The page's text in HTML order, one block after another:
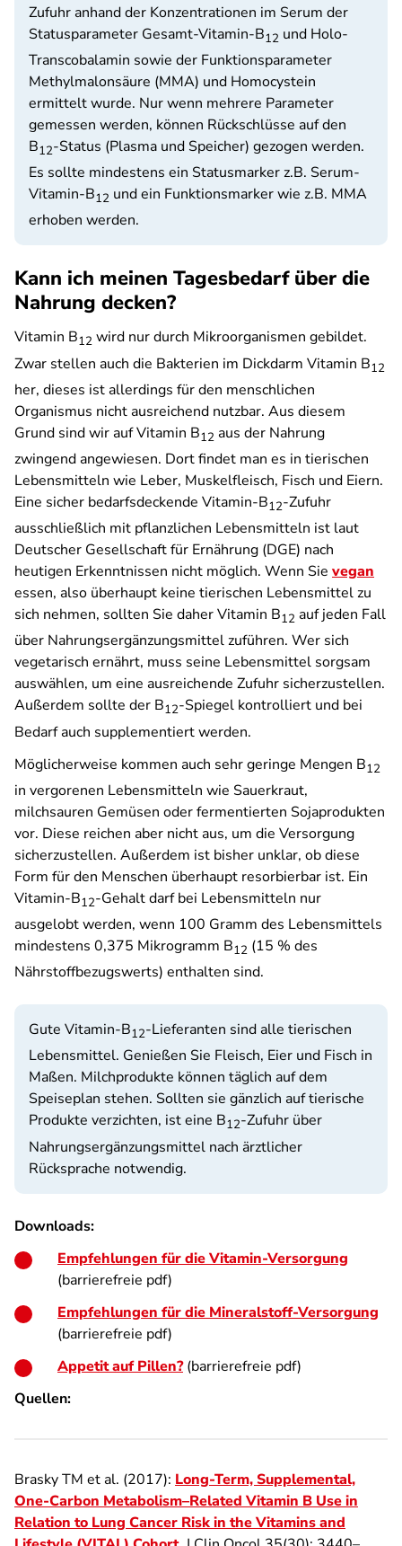
Zufuhr anhand der Konzentrationen im Serum der
Statusparameter Gesamt-Vitamin-B12 und Holo-
Transcobalamin sowie der Funktionsparameter
Methylmalonsäure (MMA) und Homocystein
ermittelt wurde. Nur wenn mehrere Parameter
gemessen werden, können Rückschlüsse auf den
B12-Status (Plasma und Speicher) gezogen werden.
Es sollte mindestens ein Statusmarker z.B. Serum-
Vitamin-B12 und ein Funktionsmarker wie z.B. MMA
erhoben werden.
Kann ich meinen Tagesbedarf über die
Nahrung decken?
Vitamin B12 wird nur durch Mikroorganismen gebildet.
Zwar stellen auch die Bakterien im Dickdarm Vitamin B12
her, dieses ist allerdings für den menschlichen
Organismus nicht ausreichend nutzbar. Aus diesem
Grund sind wir auf Vitamin B12 aus der Nahrung
zwingend angewiesen. Dort findet man es in tierischen
Lebensmitteln wie Leber, Muskelfleisch, Fisch und Eiern.
Eine sicher bedarfsdeckende Vitamin-B12-Zufuhr
ausschließlich mit pflanzlichen Lebensmitteln ist laut
Deutscher Gesellschaft für Ernährung (DGE) nach
heutigen Erkenntnissen nicht möglich. Wenn Sie vegan
essen, also überhaupt keine tierischen Lebensmittel zu
sich nehmen, sollten Sie daher Vitamin B12 auf jeden Fall
über Nahrungsergänzungsmittel zuführen. Wer sich
vegetarisch ernährt, muss seine Lebensmittel sorgsam
auswählen, um eine ausreichende Zufuhr sicherzustellen.
Außerdem sollte der B12-Spiegel kontrolliert und bei
Bedarf auch supplementiert werden.
Möglicherweise kommen auch sehr geringe Mengen B12
in vergorenen Lebensmitteln wie Sauerkraut,
milchsauren Gemüsen oder fermentierten Sojaprodukten
vor. Diese reichen aber nicht aus, um die Versorgung
sicherzustellen. Außerdem ist bisher unklar, ob diese
Form für den Menschen überhaupt resorbierbar ist. Ein
Vitamin-B12-Gehalt darf bei Lebensmitteln nur
ausgelobt werden, wenn 100 Gramm des Lebensmittels
mindestens 0,375 Mikrogramm B12 (15 % des
Nährstoffbezugswerts) enthalten sind.
Gute Vitamin-B12-Lieferanten sind alle tierischen
Lebensmittel. Genießen Sie Fleisch, Eier und Fisch in
Maßen. Milchprodukte können täglich auf dem
Speiseplan stehen. Sollten sie gänzlich auf tierische
Produkte verzichten, ist eine B12-Zufuhr über
Nahrungsergänzungsmittel nach ärztlicher
Rücksprache notwendig.
Downloads:
Empfehlungen für die Vitamin-Versorgung
(barrierefreie pdf)
Empfehlungen für die Mineralstoff-Versorgung
(barrierefreie pdf)
Appetit auf Pillen?(barrierefreie pdf)
Quellen:
Brasky TM et al. (2017): Long-Term, Supplemental,
One-Carbon Metabolism–Related Vitamin B Use in
Relation to Lung Cancer Risk in the Vitamins and